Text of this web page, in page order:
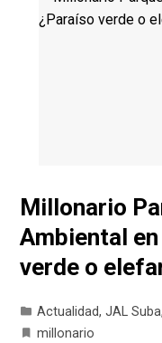
Millonario
Ambiental
verde o
Actualidad,JAL Suba,
millonario